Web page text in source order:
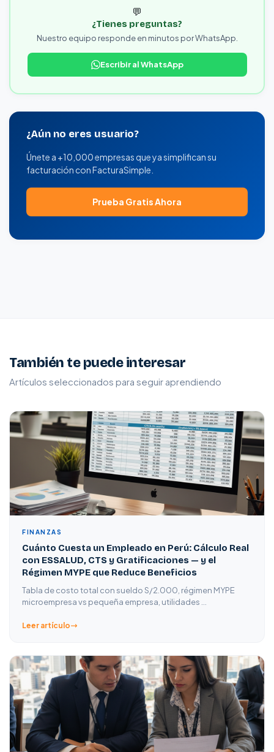
💬
¿Tienes preguntas?
Nuestro equipo responde en minutos por WhatsApp.
Escribir al WhatsApp
¿Aún no eres usuario?
Únete a +10,000 empresas que ya simplifican su
facturación con FacturaSimple.
Prueba Gratis Ahora
También te puede interesar
Artículos seleccionados para seguir aprendiendo
FINANZAS
Cuánto Cuesta un Empleado en Perú: Cálculo Real
con ESSALUD, CTS y Gratificaciones — y el
Régimen MYPE que Reduce Beneficios
Tabla de costo total con sueldo S/2.000, régimen MYPE
microempresa vs pequeña empresa, utilidades …
Leer artículo